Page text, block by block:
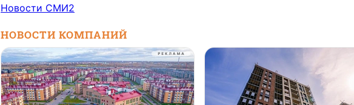
Новости СМИ2
НОВОСТИ КОМПАНИЙ